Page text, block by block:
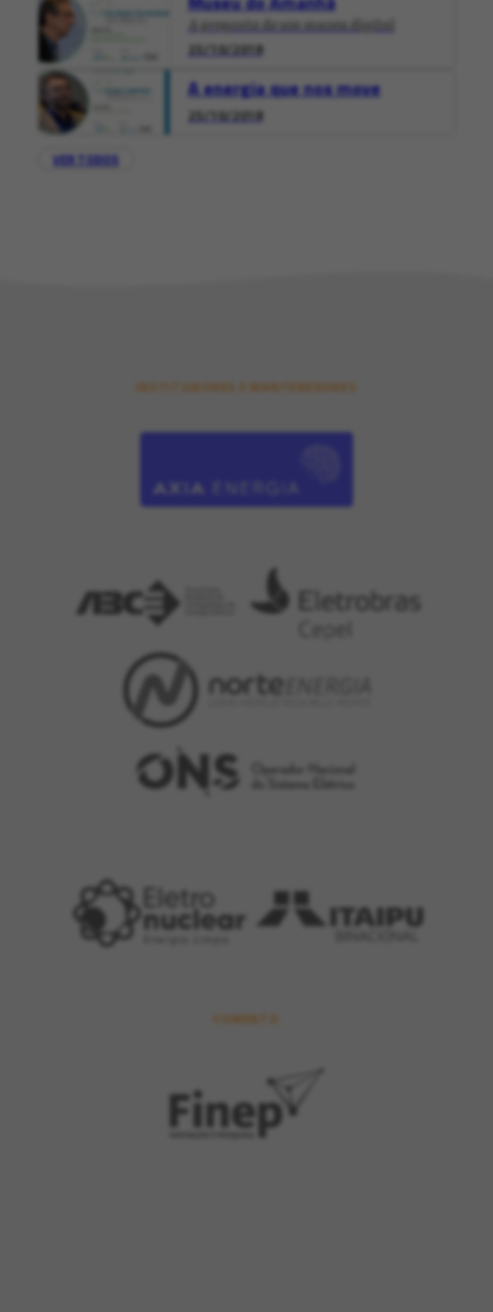
A proposta de um museu digital
25/10/2018
A energia que nos move
25/10/2018
VER TODOS
INSTITUIDORES E MANTENEDORES
FOMENTO